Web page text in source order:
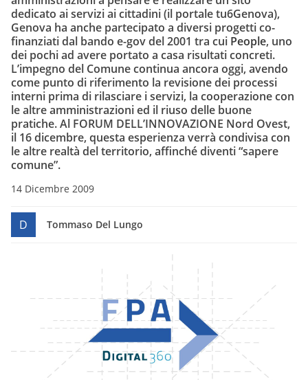
dedicato ai servizi ai cittadini (il portale tu6Genova),
Genova ha anche partecipato a diversi progetti co-
finanziati dal bando e-gov del 2001 tra cui People, uno
dei pochi ad avere portato a casa risultati concreti.
L’impegno del Comune continua ancora oggi, avendo
come punto di riferimento la revisione dei processi
interni prima di rilasciare i servizi, la cooperazione con
le altre amministrazioni ed il riuso delle buone
pratiche. Al FORUM DELL’INNOVAZIONE Nord Ovest,
il 16 dicembre, questa esperienza verrà condivisa con
le altre realtà del territorio, affinché diventi “sapere
comune”.
14 Dicembre 2009
D Tommaso Del Lungo